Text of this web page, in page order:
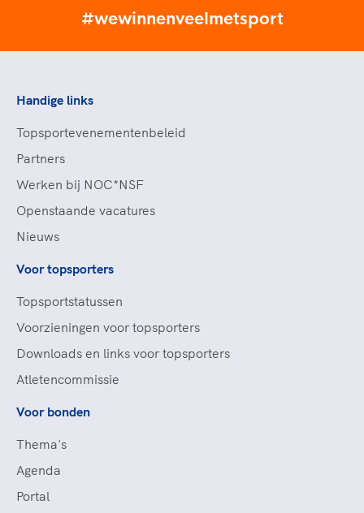
#wewinnenveelmetsport
Handige links
Topsportevenementenbeleid
Partners
Werken bij NOC*NSF
Openstaande vacatures
Nieuws
Voor topsporters
Topsportstatussen
Voorzieningen voor topsporters
Downloads en links voor topsporters
Atletencommissie
Voor bonden
Thema's
Agenda
Portal